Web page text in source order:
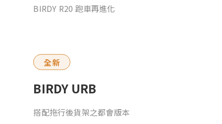
BIRDY R20 跑車再進化
全新
BIRDY URB
搭配拖行後貨架之都會版本